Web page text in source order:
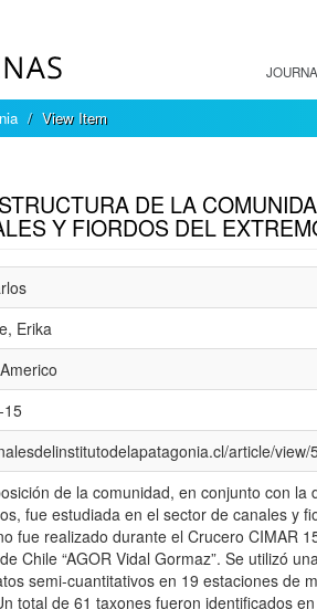
View Item
DE LA
Y FIORDOS DEL
Erika
15
article/view/
de la comunidad, en conjunto con
fue estudiada en el sector de canales y
fue realizado durante el Crucero CIMAR
Chile “AGOR Vidal Gormaz”. Se utilizó
semi-cuantitativos en 19 estaciones de
total de 61 taxones fueron identificados